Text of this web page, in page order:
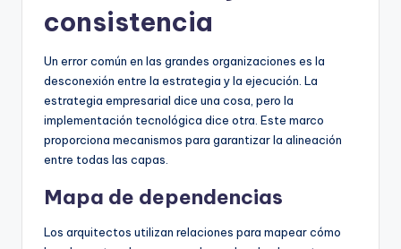
consistencia
Un error común en las grandes organizaciones es la
desconexión entre la estrategia y la ejecución. La
estrategia empresarial dice una cosa, pero la
implementación tecnológica dice otra. Este marco
proporciona mecanismos para garantizar la alineación
entre todas las capas.
Mapa de dependencias
Los arquitectos utilizan relaciones para mapear cómo